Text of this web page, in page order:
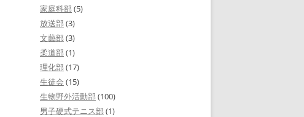
家庭科部 (5)
放送部 (3)
文藝部 (3)
柔道部 (1)
理化部 (17)
生徒会 (15)
生物野外活動部 (100)
男子硬式テニス部 (1)